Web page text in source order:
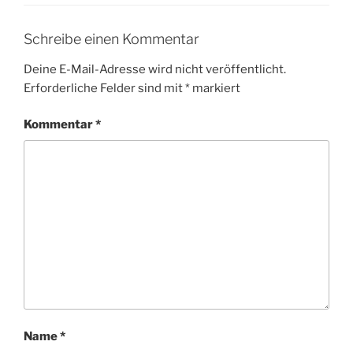
Schreibe einen Kommentar
Deine E-Mail-Adresse wird nicht veröffentlicht.
Erforderliche Felder sind mit* markiert
Kommentar*
Name*